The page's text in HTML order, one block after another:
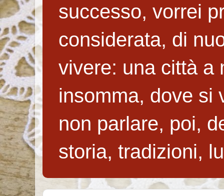
successo, vorrei
considerata, di
vivere: una città a
insomma, dove si
non parlare, poi,
storia, tradizioni,